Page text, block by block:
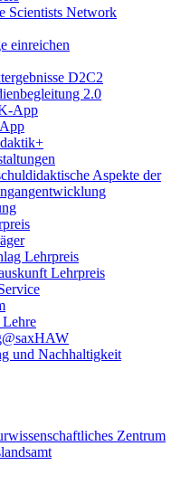
Scientists Network
einreichen
D2C2
2.0
App
Aspekte der
Lehrpreis
Lehrpreis
und Nachhaltigkeit
Zentrum